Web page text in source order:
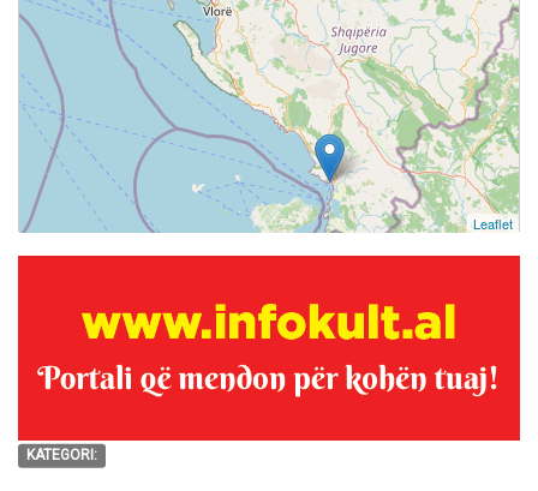
KATEGORI:
Leaflet